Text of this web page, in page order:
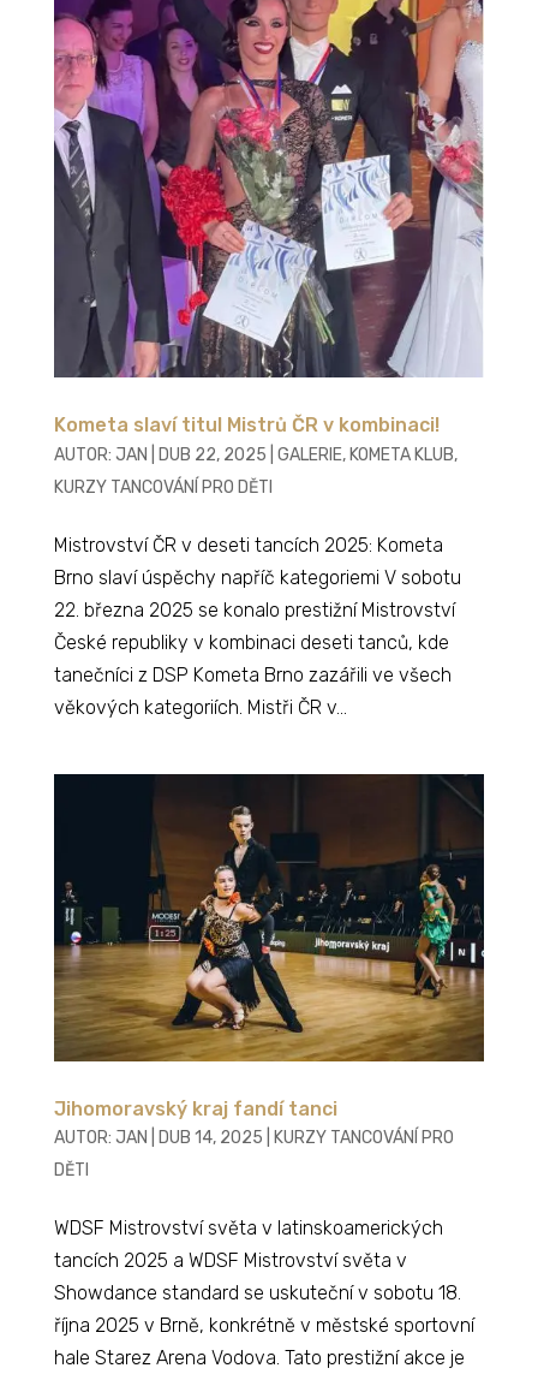
Kometa slaví titul Mistrů ČR v kombinaci!
AUTOR: JAN DUB 22, 2025 GALERIE, KOMETA KLUB,
KURZY TANCOVÁNÍ PRO DĚTI
Mistrovství ČR v deseti tancích 2025: Kometa
Brno slaví úspěchy napříč kategoriemi V sobotu
22. března 2025 se konalo prestižní Mistrovství
České republiky v kombinaci deseti tanců, kde
tanečníci z DSP Kometa Brno zazářili ve všech
věkových kategoriích. Mistři ČR v...
Jihomoravský kraj fandí tanci
AUTOR: JAN DUB 14, 2025
KURZY TANCOVÁNÍ PRO
DĚTI
WDSF Mistrovství světa v latinskoamerických
tancích 2025 a WDSF Mistrovství světa v
Showdance standard se uskuteční v sobotu 18.
října 2025 v Brně, konkrétně v městské sportovní
hale Starez Arena Vodova. Tato prestižní akce je